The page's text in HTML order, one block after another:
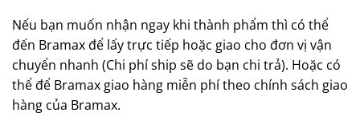
Nếu bạn muốn nhận ngay khi thành phẩm thì có thể
đến Bramax để lấy trực tiếp hoặc giao cho đơn vị vận
chuyển nhanh (Chi phí ship sẽ do bạn chi trả). Hoặc có
thể để Bramax giao hàng miễn phí theo chính sách giao
hàng của Bramax.